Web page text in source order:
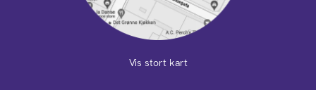
Vis stort kart